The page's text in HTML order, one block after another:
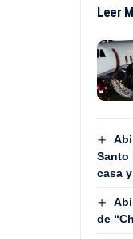
Leer
Santo
casa
de